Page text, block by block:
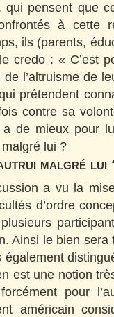
qui pensent que
à cette
ils (parents,
credo : « C’est
l’altruisme de
prétendent
contre sa
a de mieux pour
malgré lui ?
malgré lui
a vu la
d’ordre
Ainsi le bien
est une notion
pour
américain